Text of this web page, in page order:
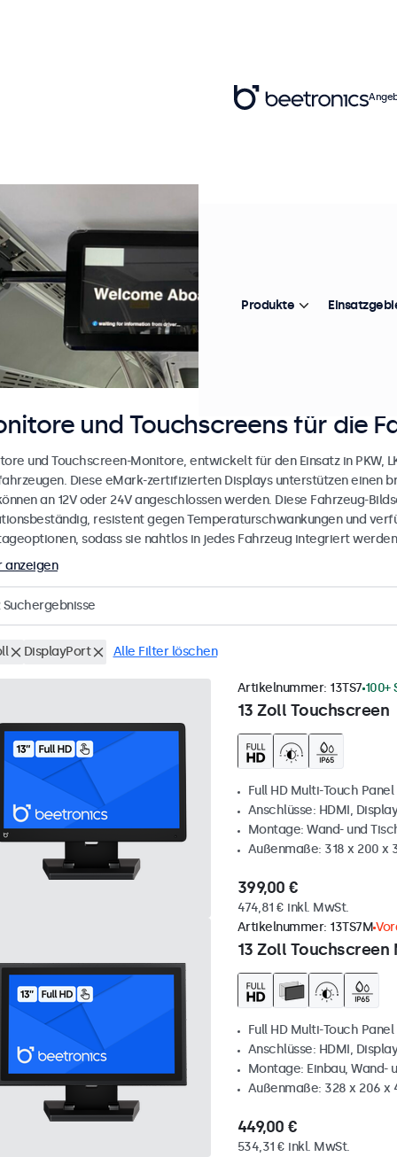
und Touchscreens für die
und Touchscreen-Monitore, entwickelt für den Einsatz in PKW,
Diese eMark-zertifizierten Displays unterstützen einen
an 12V oder 24V angeschlossen werden. Diese Fahrzeug-
resistent gegen Temperaturschwankungen und
sodass sie nahtlos in jedes Fahrzeug integriert
anzeigen
Suchergebnisse
DisplayPort Alle Filter löschen
13 Zoll Touchscreen
Artikelnummer: 13TS7 100+
Full HD Multi-Touch Panel
Anschlüsse: HDMI,
Montage: Wand- und
Außenmaße: 318 x 200 x
399,00 €
474,81 € inkl. MwSt.
13 Zoll Touchscreen
Artikelnummer: 13TS7M
Full HD Multi-Touch Panel
Anschlüsse: HDMI,
Montage: Einbau, Wand-
Außenmaße: 328 x 206 x
449,00 €
534,31 € inkl. MwSt.
Produkte